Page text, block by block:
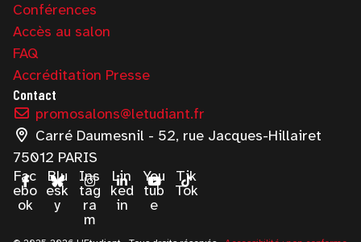
Conférences
Accès au salon
FAQ
Accréditation Presse
Contact
promosalons@letudiant.fr
Carré Daumesnil - 52, rue Jacques-Hillairet
75012 PARIS
Fac
ebo
ok
Blu
esk
y
Ins
tag
ra
m
Lin
ked
in
You
tub
e
Tik
Tok